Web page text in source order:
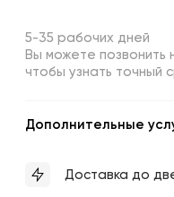
5-35 рабочих дней
Вы можете позвонить
чтобы узнать точный
Дополнительные
Доставка до